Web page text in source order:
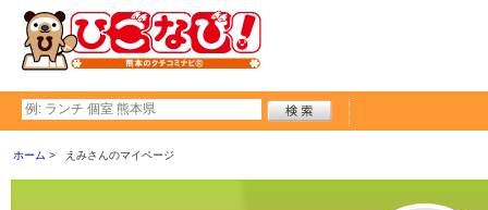
ホーム えみさんのマイページ